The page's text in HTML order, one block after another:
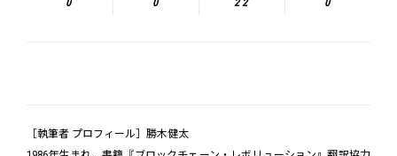
0 0 22 0
［執筆者 プロフィール］勝木健太